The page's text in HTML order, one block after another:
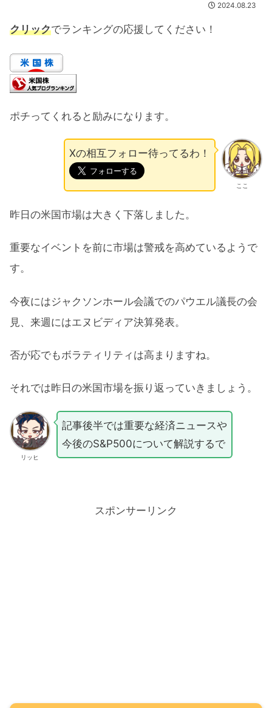
2024.08.23
クリックでランキングの応援してください！
ポチってくれると励みになります。
ここ
Xの相互フォロー待ってるわ！
昨日の米国市場は大きく下落しました。
重要なイベントを前に市場は警戒を高めているようで
す。
今夜にはジャクソンホール会議でのパウエル議長の会
見、来週にはエヌビディア決算発表。
否が応でもボラティリティは高まりますね。
それでは昨日の米国市場を振り返っていきましょう。
リッヒ
記事後半では重要な経済ニュースや
今後のS&P500について解説するで
スポンサーリンク